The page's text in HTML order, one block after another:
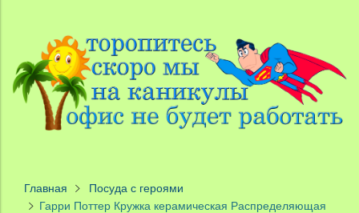
Главная
Посуда с героями
Гарри Поттер Кружка керамическая Распределяющая